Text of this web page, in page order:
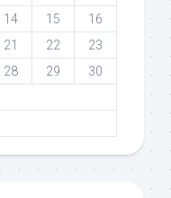
14 15
16
21 22
23
28 29
30